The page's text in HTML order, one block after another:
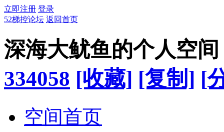
立即注册 登录
52梯控论坛 返回首页
深海大鱿鱼的个人空间
334058 [收藏] [复制] [
空间首页